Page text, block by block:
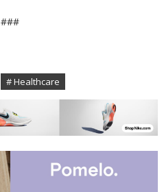
###
# Healthcare